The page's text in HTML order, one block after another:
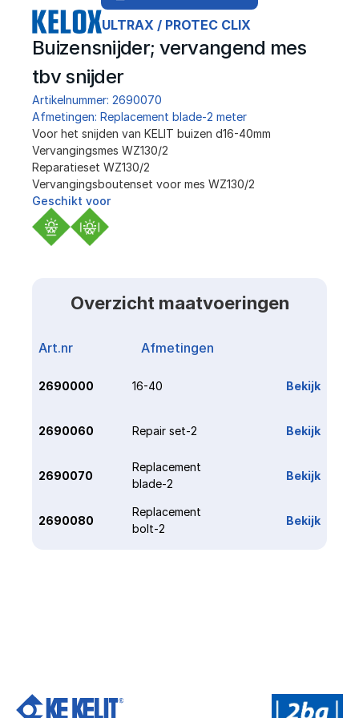
ULTRAX / PROTEC CLIX
Buizensnijder; vervangend mes
tbv snijder
Artikelnummer: 2690070
Afmetingen: Replacement blade-2 meter
﻿Voor het snijden van KELIT buizen d16-40mm
Vervangingsmes WZ130/2
Reparatieset WZ130/2
Vervangingsboutenset voor mes WZ130/2
Geschikt voor
Overzicht maatvoeringen
Art.nr Afmetingen
2690000 16-40 Bekijk
2690060 Repair set-2 Bekijk
2690070
Replacement
blade-2
Bekijk
2690080
Replacement
bolt-2
Bekijk